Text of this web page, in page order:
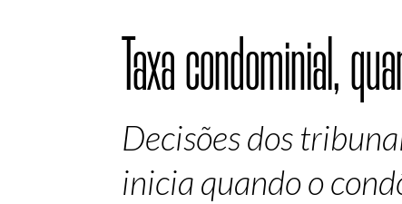
Taxa condominial,
Decisões dos
inicia quando o